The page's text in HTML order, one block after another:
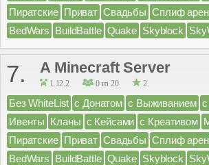
Пиратские Приват Свадьбы Сплиф
BedWars BuildBattle Quake Skyblock
7. A Minecraft Server
1.12.2 0 из 20 2
Без WhiteList с Донатом с Выживанием
Ивенты Кланы с Кейсами с Креативом
Пиратские Приват Свадьбы Сплиф
BedWars BuildBattle Quake Skyblock